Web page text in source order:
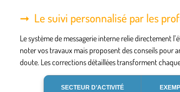
Le suivi personnalisé par les
Le système de messagerie interne relie directement
noter vos travaux mais proposent des conseils pour
doute. Les corrections détaillées transforment
SECTEUR D’ACTIVITÉ